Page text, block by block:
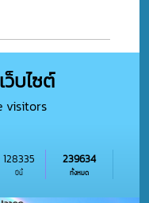
บไซต์
visitors
ปีนี้
128335
ทั้งหมด
239634